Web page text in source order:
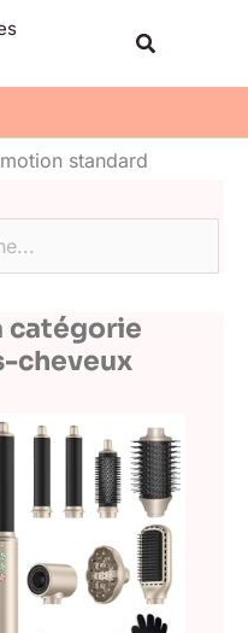
catégorie
cheveux